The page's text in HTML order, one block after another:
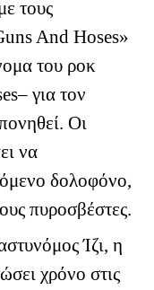
τους
And Hoses»
του ροκ
– για τον
Οι
να
δολοφόνο,
πυροσβέστες.
Ίζι, η
χρόνο στις